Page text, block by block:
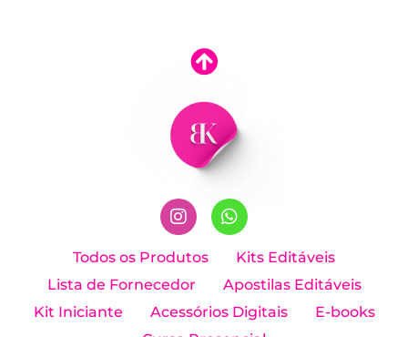
I
n
t
a
W
h
t
s
Todos os Produtos
Kits Editáveis
Lista de Fornecedor
Apostilas Editáveis
Kit Iniciante
Acessórios Digitais
E-books